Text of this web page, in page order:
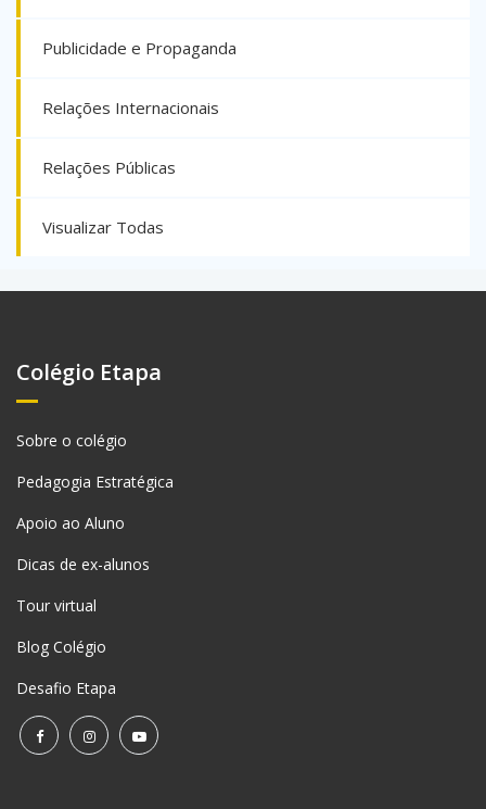
Publicidade e Propaganda
Relações Internacionais
Relações Públicas
Visualizar Todas
Colégio Etapa
Sobre o colégio
Pedagogia Estratégica
Apoio ao Aluno
Dicas de ex-alunos
Tour virtual
Blog Colégio
Desafio Etapa